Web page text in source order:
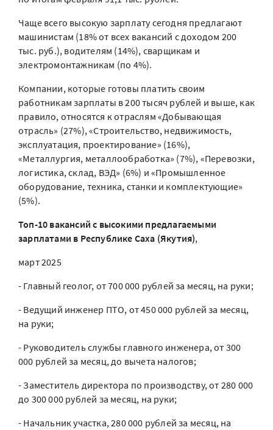
Чаще всего высокую зарплату сегодня предлагают
машинистам (18% от всех вакансий с доходом 200
тыс. руб.), водителям (14%), сварщикам и
электромонтажникам (по 4%).
Компании, которые готовы платить своим
работникам зарплаты в 200 тысяч рублей и выше, как
правило, относятся к отраслям «Добывающая
отрасль» (27%), «Строительство, недвижимость,
эксплуатация, проектирование» (16%),
«Металлургия, металлообработка» (7%), «Перевозки,
логистика, склад, ВЭД» (6%) и «Промышленное
оборудование, техника, станки и комплектующие»
(5%).
Топ-10 вакансий с высокими предлагаемыми
зарплатами в Республике Саха (Якутия),
март 2025
- Главный геолог, от 700 000 рублей за месяц, на руки;
- Ведущий инженер ПТО, от 450 000 рублей за месяц,
на руки;
- Руководитель службы главного инженера, от 300
000 рублей за месяц, до вычета налогов;
- Заместитель директора по производству, от 280 000
до 300 000 рублей за месяц, на руки;
- Начальник участка, 280 000 рублей за месяц, на